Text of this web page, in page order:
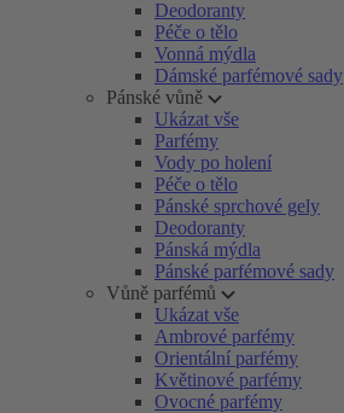
Deodoranty
Péče o tělo
Vonná mýdla
Dámské parfémové sady
Pánské vůně
Ukázat vše
Parfémy
Vody po holení
Péče o tělo
Pánské sprchové gely
Deodoranty
Pánská mýdla
Pánské parfémové sady
Vůně parfémů
Ukázat vše
Ambrové parfémy
Orientální parfémy
Květinové parfémy
Ovocné parfémy